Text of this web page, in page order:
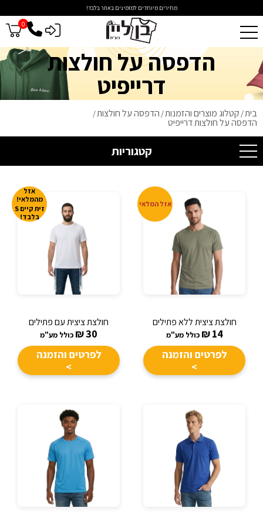
מחירים מיוחדים למזמינים באתר בלבד!
0
כניסה לסיטונאים
הדפסה על חולצות
דרייפיט
בית/ קטלוג מוצרים והזמנות/ הדפסה על חולצות/
הדפסה על חולצות דרייפיט
קטגוריות
אזל המלאי
חולצת ציצית ללא פתילים
14
₪ כולל מע"מ
לפרטים והזמנה
>
אזל
מהמלאי!
זית קיים S
בלבד!
חולצת ציצית עם פתילים
30
₪ כולל מע"מ
לפרטים והזמנה
>